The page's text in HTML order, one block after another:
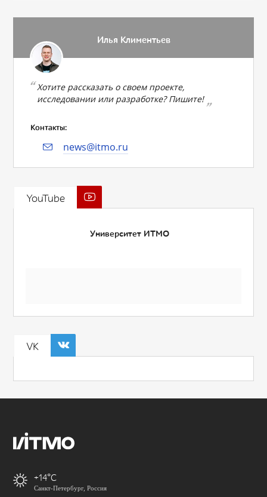
Илья Климентьев
Хотите рассказать о своем проекте,
исследовании или разработке? Пишите!
Контакты:
news@itmo.ru
YouTube
Университет ИТМО
VK
+14
Санкт-Петербург, Россия